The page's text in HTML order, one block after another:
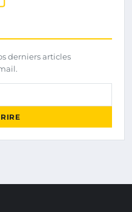
derniers articles